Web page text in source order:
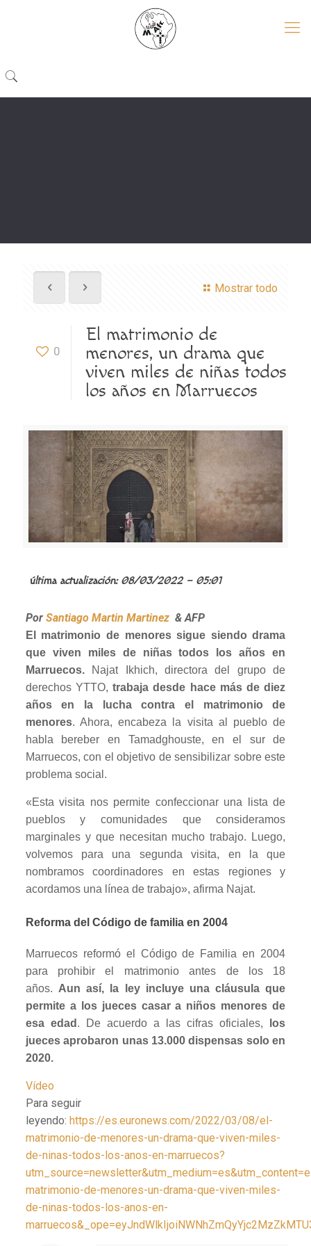
Mostrar todo
0
El matrimonio de
menores, un drama que
viven miles de niñas todos
los años en Marruecos
última actualización:08/03/2022 – 05:01
Por Santiago Martin Martinez& AFP
El matrimonio de menores sigue siendo drama
que viven miles de niñas todos los años en
Marruecos.Najat Ikhich, directora del grupo de
derechos YTTO,trabaja desde hace más de diez
años en la lucha contra el matrimonio de
menores. Ahora, encabeza la visita al pueblo de
habla bereber en Tamadghouste, en el sur de
Marruecos, con el objetivo de sensibilizar sobre este
problema social.
«Esta visita nos permite confeccionar una lista de
pueblos y comunidades que consideramos
marginales y que necesitan mucho trabajo. Luego,
volvemos para una segunda visita, en la que
nombramos coordinadores en estas regiones y
acordamos una línea de trabajo», afirma Najat.
Reforma del Código de familia en 2004
Marruecos reformó el Código de Familia en 2004
para prohibir el matrimonio antes de los 18
años. Aun así, la ley incluye una cláusula que
permite a los jueces casar a niños menores de
esa edad . De acuerdo a las cifras oficiales,
los
jueces aprobaron unas 13.000 dispensas solo en
2020.
Vídeo
Para seguir
leyendo: https://es.euronews.com/2022/03/08/el-
matrimonio-de-menores-un-drama-que-viven-miles-
de-ninas-todos-los-anos-en-marruecos?
matrimonio-de-menores-un-drama-que-viven-miles-
de-ninas-todos-los-anos-en-